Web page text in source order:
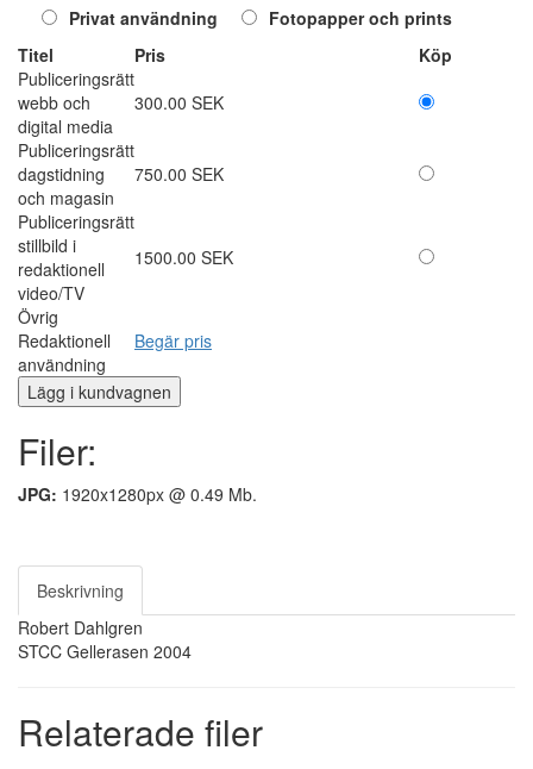
Privat användning
Fotopapper och prints
Titel
Pris
Köp
Publiceringsrätt
webb och
digital media
300.00 SEK
Publiceringsrätt
dagstidning
och magasin
750.00 SEK
Publiceringsrätt
stillbild i
redaktionell
video/TV
1500.00 SEK
Övrig
Redaktionell
användning
Begär pris
Filer:
JPG: 1920x1280px @ 0.49 Mb.
Beskrivning
Robert Dahlgren
STCC Gellerasen 2004
Relaterade filer